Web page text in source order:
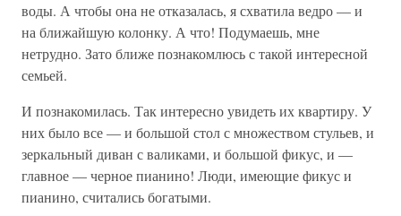
воды. А чтобы она не отказалась, я схватила ведро — и
на ближайшую колонку. А что! Подумаешь, мне
нетрудно. Зато ближе познакомлюсь с такой интересной
семьей.
И познакомилась. Так интересно увидеть их квартиру. У
них было все — и большой стол с множеством стульев, и
зеркальный диван с валиками, и большой фикус, и —
главное — черное пианино! Люди, имеющие фикус и
пианино, считались богатыми.